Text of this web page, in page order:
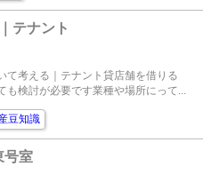
テナント
て考える｜テナント貸店舗を借りる
も検討が必要です業種や場所にって...
豆知識
号室